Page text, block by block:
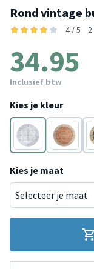
Rond vintage
4 / 5
34.95
Inclusief btw
Kies je kleur
Wit
Kies je maat